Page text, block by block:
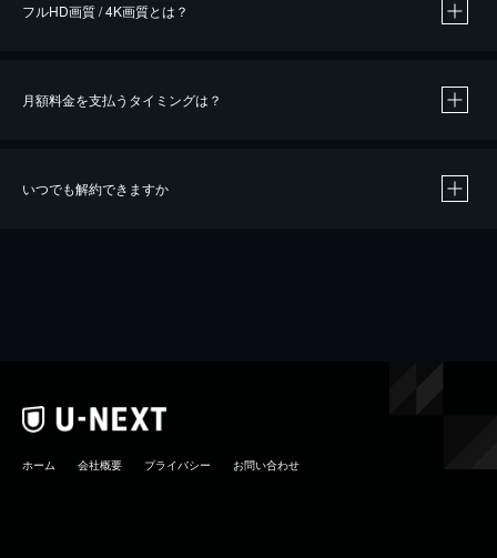
※40％ポイント還元の対象は、クレジットカード決済による作品の購入 / レンタルです。
iOSアプリのUコイン決済による作品の購入 / レンタルは、20％のポイント還元です。
フルHD画質 / 4K画質とは？
月額料金を支払うタイミングは？
いつでも解約できますか
ホーム 会社概要 プライバシー お問い合わせ